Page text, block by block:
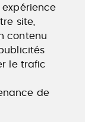
site,
contenu
le trafic
de
aux métiers
de